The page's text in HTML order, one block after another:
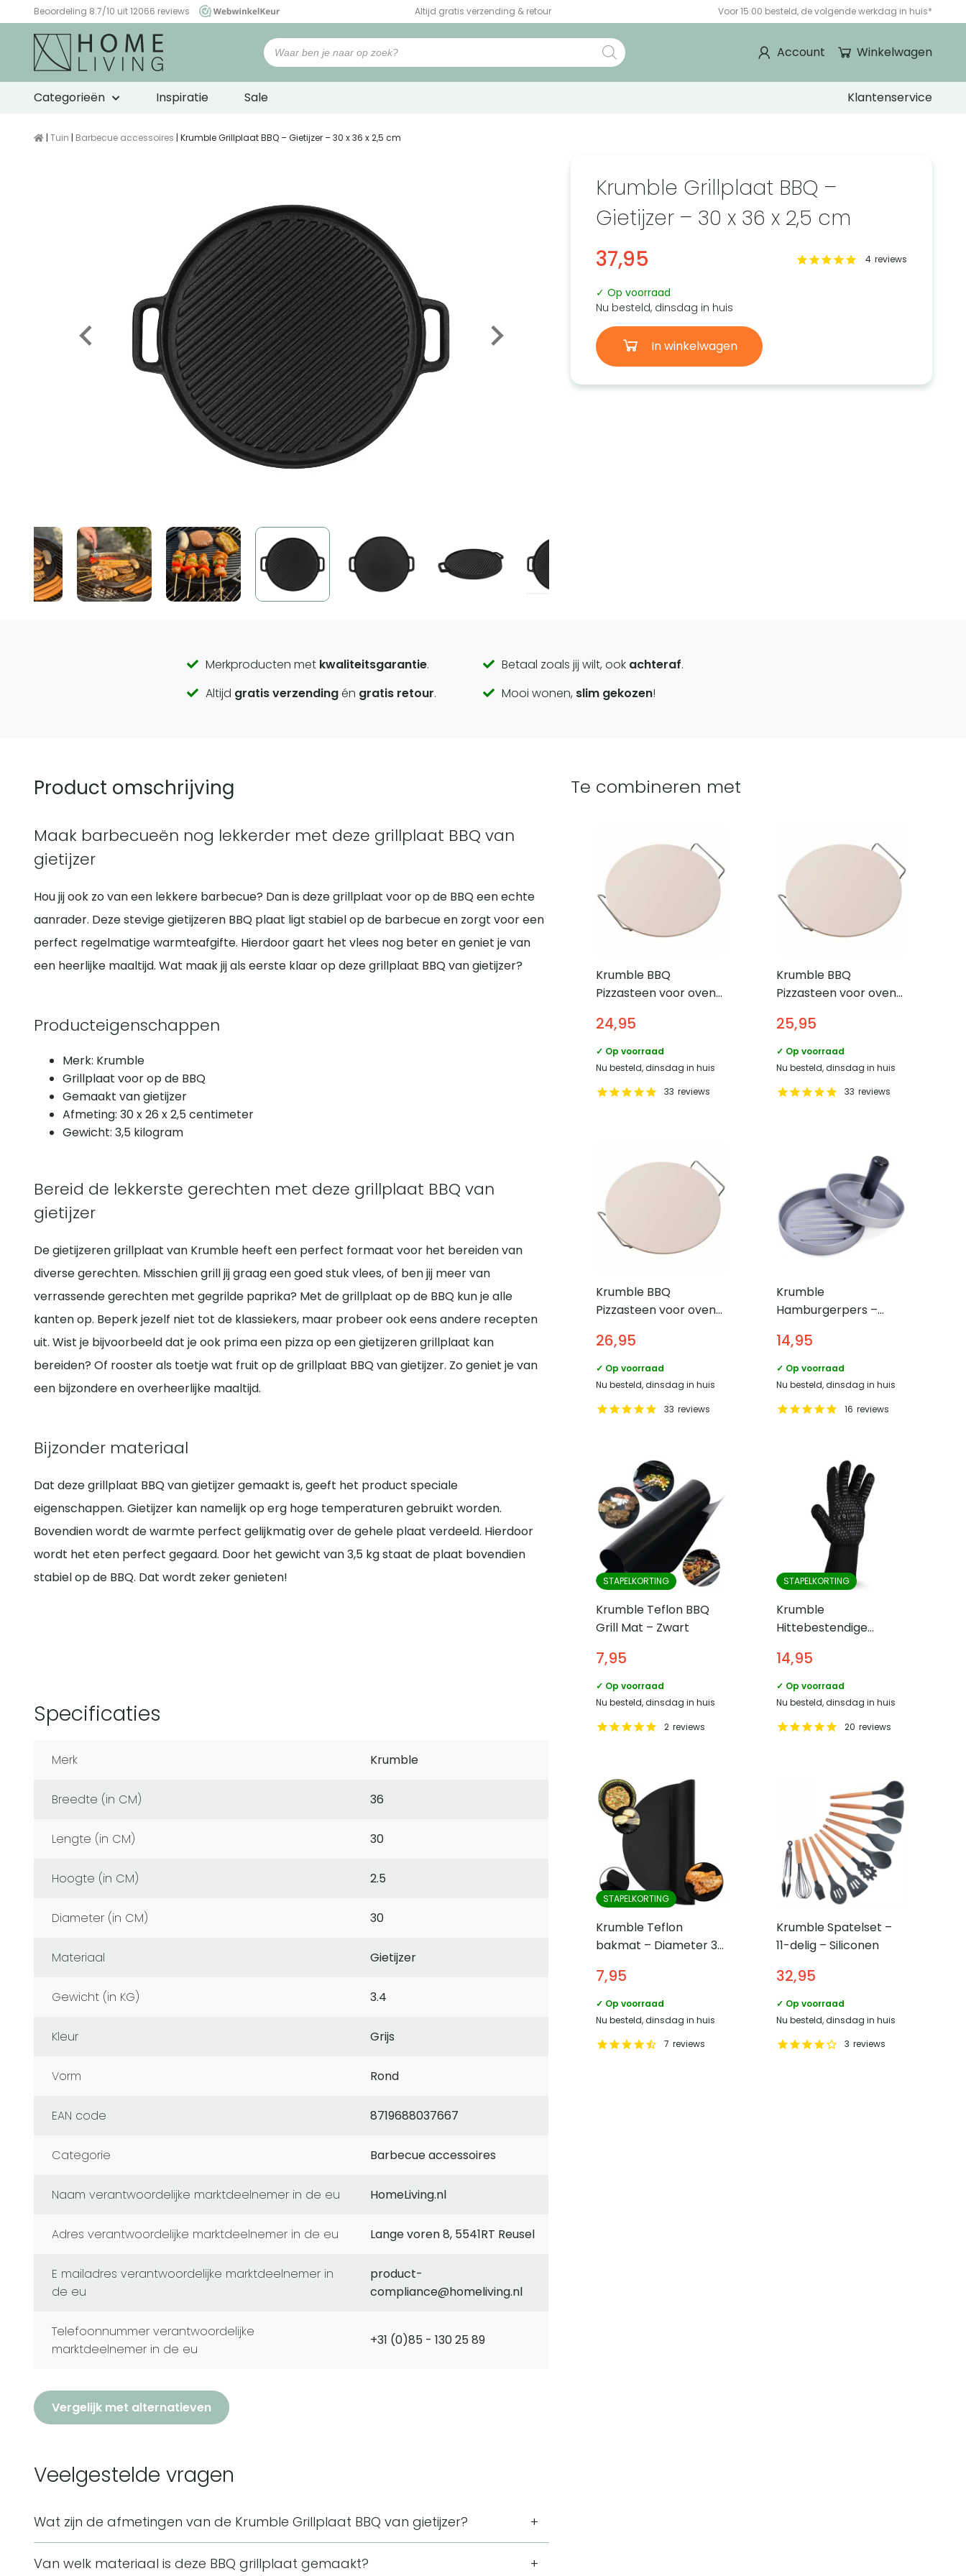
Beoordeling 8.7/10 uit 12066 reviews
WebwinkelKeur
Altijd gratis verzending & retour Voor 15:00 besteld, de volgende werkdag in huis*
Winkelwagen
Account
Categorieën Inspiratie Sale Klantenservice
| Tuin | Barbecue accessoires | Krumble Grillplaat BBQ – Gietijzer – 30 x 36 x 2,5 cm
Krumble Grillplaat BBQ –
Gietijzer – 30 x 36 x 2,5 cm
37,95
4 reviews
✓ Op voorraad
Nu besteld, dinsdag in huis
In winkelwagen
Call
to
Merkproducten met kwaliteitsgarantie. Betaal zoals jij wilt, ook achteraf.
Altijd gratis verzendingén gratis retour. Mooi wonen, slim gekozen!
Product omschrijving
Maak barbecueën nog lekkerder met deze grillplaat BBQ van
gietijzer
Hou jij ook zo van een lekkere barbecue? Dan is deze grillplaat voor op de BBQ een echte
aanrader. Deze stevige gietijzeren BBQ plaat ligt stabiel op de barbecue en zorgt voor een
perfect regelmatige warmteafgifte. Hierdoor gaart het vlees nog beter en geniet je van
een heerlijke maaltijd. Wat maak jij als eerste klaar op deze grillplaat BBQ van gietijzer?
Producteigenschappen
Merk: Krumble
Grillplaat voor op de BBQ
Gemaakt van gietijzer
Afmeting: 30 x 26 x 2,5 centimeter
Gewicht: 3,5 kilogram
Bereid de lekkerste gerechten met deze grillplaat BBQ van
gietijzer
De gietijzeren grillplaat van Krumble heeft een perfect formaat voor het bereiden van
diverse gerechten. Misschien grill jij graag een goed stuk vlees, of ben jij meer van
verrassende gerechten met gegrilde paprika? Met de grillplaat op de BBQ kun je alle
kanten op. Beperk jezelf niet tot de klassiekers, maar probeer ook eens andere recepten
uit. Wist je bijvoorbeeld dat je ook prima een pizza op een gietijzeren grillplaat kan
bereiden? Of rooster als toetje wat fruit op de grillplaat BBQ van gietijzer. Zo geniet je van
een bijzondere en overheerlijke maaltijd.
Bijzonder materiaal
Dat deze grillplaat BBQ van gietijzer gemaakt is, geeft het product speciale
eigenschappen. Gietijzer kan namelijk op erg hoge temperaturen gebruikt worden.
Bovendien wordt de warmte perfect gelijkmatig over de gehele plaat verdeeld. Hierdoor
wordt het eten perfect gegaard. Door het gewicht van 3,5 kg staat de plaat bovendien
stabiel op de BBQ. Dat wordt zeker genieten!
Specificaties
Merk Krumble
Breedte (in CM) 36
Lengte (in CM) 30
Hoogte (in CM) 2.5
Diameter (in CM) 30
Materiaal Gietijzer
Gewicht (in KG) 3.4
Kleur Grijs
Vorm Rond
EAN code 8719688037667
Categorie Barbecue accessoires
naam verantwoordelijke marktdeelnemer in de eu HomeLiving.nl
adres verantwoordelijke marktdeelnemer in de eu Lange voren 8, 5541RT Reusel
e mailadres verantwoordelijke marktdeelnemer in
de eu
product-
compliance@homeliving.nl
telefoonnummer verantwoordelijke
marktdeelnemer in de eu
+31 (0)85 - 130 25 89
Vergelijk met alternatieven
Veelgestelde vragen
Wat zijn de afmetingen van de Krumble Grillplaat BBQ van gietijzer?
Van welk materiaal is deze BBQ grillplaat gemaakt?
Te combineren met
Krumble BBQ
Pizzasteen voor oven
Diameter 30,5 cm
24,95
✓ Op voorraad
Nu besteld, dinsdag in huis
33 reviews
Krumble BBQ
Pizzasteen voor oven
Diameter 33 cm
25,95
✓ Op voorraad
Nu besteld, dinsdag in huis
33 reviews
Krumble BBQ
Pizzasteen voor oven
Diameter 38 cm
26,95
✓ Op voorraad
Nu besteld, dinsdag in huis
33 reviews
Krumble
Hamburgerpers –
14,95
✓ Op voorraad
Nu besteld, dinsdag in huis
16 reviews
STAPELKORTING
Krumble Teflon BBQ
Grill Mat – Zwart
7,95
✓ Op voorraad
Nu besteld, dinsdag in huis
2 reviews
STAPELKORTING
Krumble
Hittebestendige
14,95
✓ Op voorraad
Nu besteld, dinsdag in huis
20 reviews
STAPELKORTING
Krumble Teflon
bakmat – Diameter 38
7,95
✓ Op voorraad
Nu besteld, dinsdag in huis
7 reviews
Krumble Spatelset –
11-delig – Siliconen
32,95
✓ Op voorraad
Nu besteld, dinsdag in huis
3 reviews